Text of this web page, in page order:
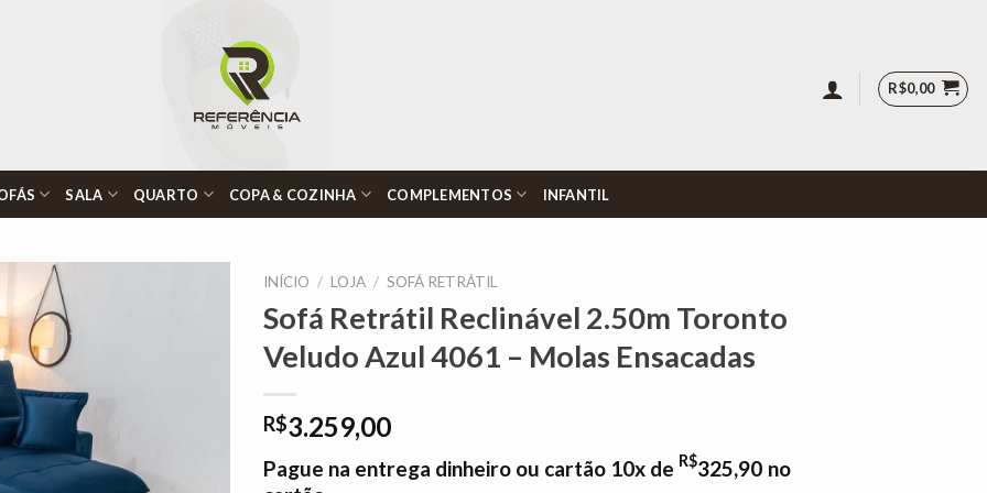
R$0,00
SALA QUARTO COPA & COZINHA COMPLEMENTOS INFANTIL
INÍCIO / LOJA / SOFÁ RETRÁTIL
Sofá Retrátil Reclinável 2.50m Toronto
Veludo Azul 4061 – Molas Ensacadas
R$3.259,00
Pague na entrega dinheiro ou cartão 10x de R$325,90 no